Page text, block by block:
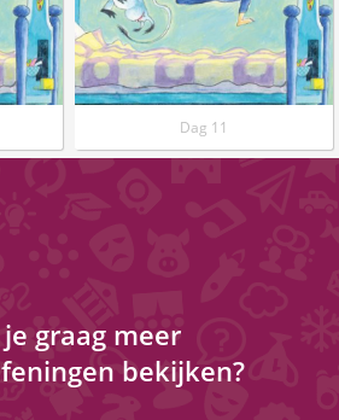
Dag 11
graag meer
bekijken?